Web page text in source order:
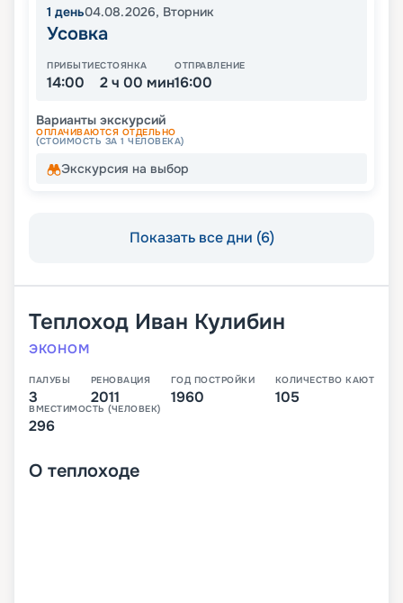
1 день04.08.2026, Вторник
Усовка
ПРИБЫТИЕ
14:00
СТОЯНКА
2 ч 00 мин
ОТПРАВЛЕНИЕ
16:00
Варианты экскурсий
ОПЛАЧИВАЮТСЯ ОТДЕЛЬНО
(СТОИМОСТЬ ЗА 1 ЧЕЛОВЕКА)
Экскурсия на выбор
Показать все дни (6)
Теплоход Иван Кулибин
ЭКОНОМ
ПАЛУБЫ
3
РЕНОВАЦИЯ
2011
ГОД ПОСТРОЙКИ
1960
КОЛИЧЕСТВО КАЮТ
105
ВМЕСТИМОСТЬ (ЧЕЛОВЕК)
296
О теплоходе